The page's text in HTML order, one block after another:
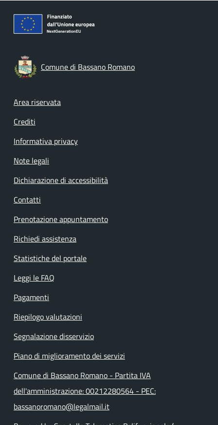
Comune di Bassano Romano
Footer menu
Area riservata
Crediti
Informativa privacy
Note legali
Dichiarazione di accessibilità
Contatti
Prenotazione appuntamento
Richiedi assistenza
Statistiche del portale
Leggi le FAQ
Pagamenti
Riepilogo valutazioni
Segnalazione disservizio
Piano di miglioramento dei servizi
Comune di Bassano Romano - Partita IVA
dell'amministrazione: 00212280564 - PEC:
bassanoromano@legalmail.it